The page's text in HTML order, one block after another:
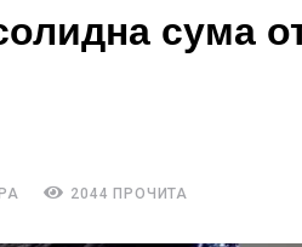
сума
2044 ПРОЧИТА